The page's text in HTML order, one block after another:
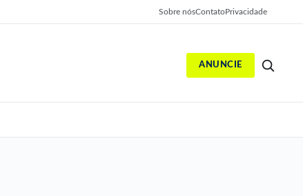
Sobre nósContatoPrivacidade
ANUNCIE